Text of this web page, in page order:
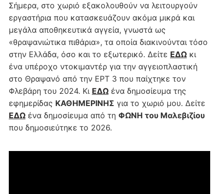
Σήμερα, στο χωριό εξακολουθούν να λειτουργούν
εργαστήρια που κατασκευάζουν ακόμα μικρά και
μεγάλα αποθηκευτικά αγγεία, γνωστά ως
«θραψανιώτικα πιθάρια», τα οποία διακινούνται τόσο
στην Ελλάδα, όσο και το εξωτερικό. Δείτε ΕΔΩκι
ένα υπέροχο ντοκιμαντέρ για την αγγειοπλαστική
στο Θραψανό από την ΕΡΤ 3 που παίχτηκε τον
Φλεβάρη του 2024. Κι ΕΔΩένα δημοσίευμα της
εφημερίδας ΚΑΘΗΜΕΡΙΝΗΣ για το χωριό μου. Δείτε
ΕΔΩένα δημοσίευμα από τη ΦΩΝΗ του Μαλεβιζίου
που δημοσιεύτηκε το 2026.